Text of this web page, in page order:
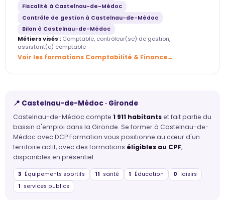
Fiscalité à Castelnau-de-Médoc
Contrôle de gestion à Castelnau-de-Médoc
Bilan à Castelnau-de-Médoc
Métiers visés : Comptable, contrôleur(se) de gestion,
assistant(e) comptable
Voir les formations Comptabilité & Finance
📍 Castelnau-de-Médoc · Gironde
Castelnau-de-Médoc compte 1 911 habitantset fait partie du
bassin d'emploi dans la Gironde. Se former à Castelnau-de-
Médoc avec DCP Formation vous positionne au cœur d'un
territoire actif, avec des formations éligibles au CPF,
disponibles en présentiel.
3 Équipements sportifs 11 santé 1 Éducation 0 loisirs
1 services publics